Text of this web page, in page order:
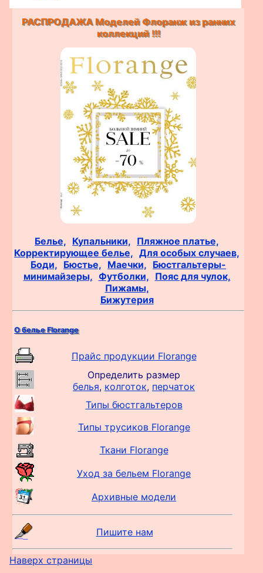
РАСПРОДАЖА Моделей Флоранж из ранних
коллекций !!!
Белье, Купальники, Пляжное платье,
Корректирующее белье, Для особых случаев,
Боди, Бюстье, Маечки, Бюстгальтеры-
минимайзеры, Футболки, Пояс для чулок,
Пижамы,
Бижутерия
О белье Florange
Прайс продукции Florange
Определить размер
белья, колготок, перчаток
Типы бюстгальтеров
Типы трусиков Florange
Ткани Florange
Уход за бельем Florange
Архивные модели
Пишите нам
Наверх страницы